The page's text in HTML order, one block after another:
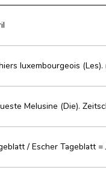
luxembourgeois
Melusine (Die).
/ Escher Tageblatt